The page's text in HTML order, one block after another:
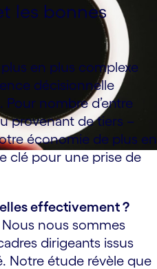
les bonnes
en plus complexe
décisionnelle
nombre d’entre
provenant de tiers –
économie de plus en
clé pour une prise de
effectivement ?
Nous nous sommes
dirigeants issus
Notre étude révèle que